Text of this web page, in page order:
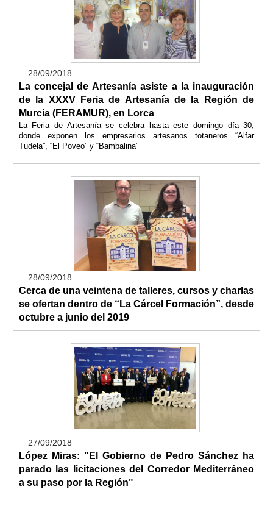
28/09/2018
La concejal de Artesanía asiste a la inauguración
de la XXXV Feria de Artesanía de la Región de
Murcia (FERAMUR), en Lorca
La Feria de Artesanía se celebra hasta este domingo día 30,
donde exponen los empresarios artesanos totaneros “Alfar
Tudela”, “El Poveo” y “Bambalina”
28/09/2018
Cerca de una veintena de talleres, cursos y charlas
se ofertan dentro de “La Cárcel Formación”, desde
octubre a junio del 2019
27/09/2018
López Miras: "El Gobierno de Pedro Sánchez ha
parado las licitaciones del Corredor Mediterráneo
a su paso por la Región"